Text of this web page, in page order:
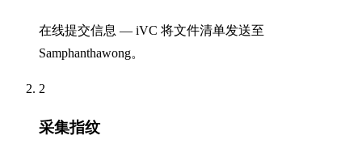
在线提交信息 — iVC 将文件清单发送至
Samphanthawong。
2
采集指纹